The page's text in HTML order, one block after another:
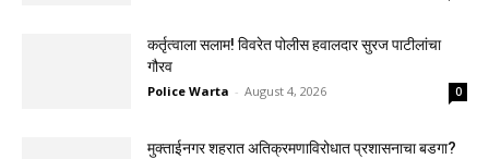
कर्तृत्वाला सलाम! विवरेत पोलीस हवालदार सुरज पाटीलांचा
गौरव
Police Warta - August 4, 2026 0
मुक्ताईनगर शहरात अतिक्रमणाविरोधात प्रशासनाचा बडगा?